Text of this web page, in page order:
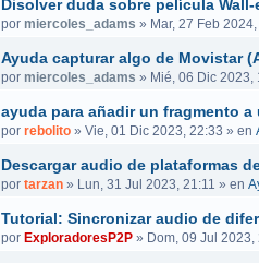
Disolver duda sobre película Wall-
por miercoles_adams » Mar, 27 Feb
Ayuda capturar algo de Movistar
por miercoles_adams » Mié, 06 Dic 2023,
ayuda para añadir un fragmento a
por rebolito» Vie, 01 Dic 2023, 22:33 » en
Descargar audio de plataformas
por tarzan» Lun, 31 Jul 2023, 21:11 » en
Tutorial: Sincronizar audio de
por ExploradoresP2P» Dom, 09 Jul 2023,